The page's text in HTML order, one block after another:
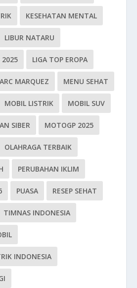
KESEHATAN MENTAL
LIBUR NATARU
2025 LIGA TOP EROPA
MARQUEZ MENU SEHAT
MOBIL LISTRIK MOBIL SUV
SIBER MOTOGP 2025
OLAHRAGA TERBAIK
PERUBAHAN IKLIM
PUASA RESEP SEHAT
TIMNAS INDONESIA
INDONESIA